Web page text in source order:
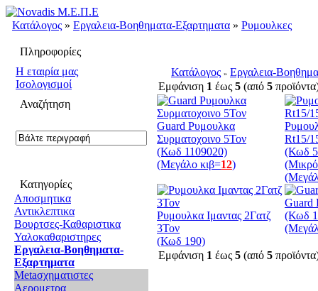
Κατάλογος » Εργαλεια-Βοηθηματα-Εξαρτηματα » Ρυμουλκες
Πληροφορίες
H εταιρία μας
Ισολογισμοί
Αναζήτηση
Κατηγορίες
Αποσμητικα
Αντικλεπτικα
Βουρτσες-Καθαριστικα
Υαλοκαθαριστηρες
Εργαλεια-Βοηθηματα-
Εξαρτηματα
Metaσχηματιστες
Αερομετρα
Κατάλογος » Εργαλεια-
Εμφάνιση 1 έως 5 (από 5
Guard Ρυμουλκα
Συρματοχοινο 5Τον
(Κωδ 1109020)
(Μεγάλο κιβ=12)
Rt15/
(Κωδ
Ρυμουλκα Ιμαντας 2Γατζ
3Τον
(Κωδ 190)
Guard
(Κωδ
Εμφάνιση 1 έως 5 (από 5